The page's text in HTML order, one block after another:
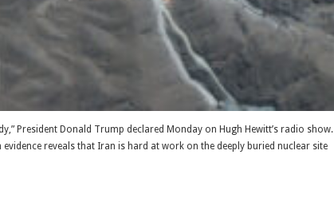
President Donald Trump declared Monday on Hugh Hewitt’s radio show.
reveals that Iran is hard at work on the deeply buried nuclear site